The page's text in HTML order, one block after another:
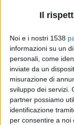
Il
Noi e i nostri 1538
informazioni su un
personali, come
inviate da un
misurazione di
sviluppo dei servizi.
partner possiamo
identificazione
per consentire a
muoverti e loro
esperienza
conoscenza".
dimostrargli che
probabilmente
vittoria grazie a
loro si mettano
passa il turno